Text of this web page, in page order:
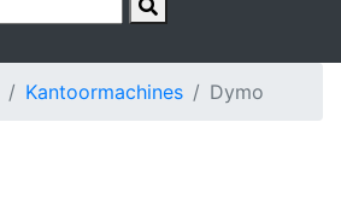
Kantoormachines Dymo